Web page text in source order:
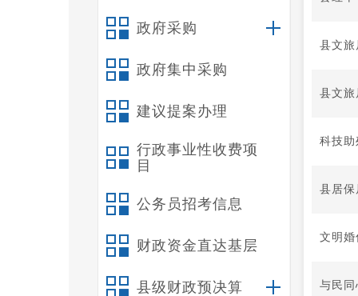
政府采购
政府集中采购
建议提案办理
行政事业性收费项
目
公务员招考信息
财政资金直达基层
县级财政预决算
县文旅
县文旅
科技
县居
文明
与民